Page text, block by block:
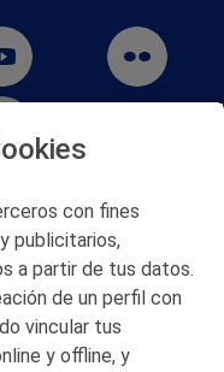
con fines
publicitarios,
a partir de tus datos.
de un perfil con
vincular tus
y offline, y